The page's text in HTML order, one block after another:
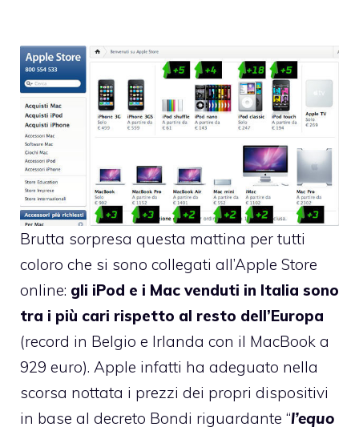
Brutta sorpresa questa mattina per tutti
coloro che si sono collegati all’Apple Store
online: gli iPod e i Mac venduti in Italia sono
tra i più cari rispetto al resto dell’Europa
(record in Belgio e Irlanda con il MacBook a
929 euro). Apple infatti ha adeguato nella
scorsa nottata i prezzi dei propri dispositivi
in base al decreto Bondi riguardante “l’equo